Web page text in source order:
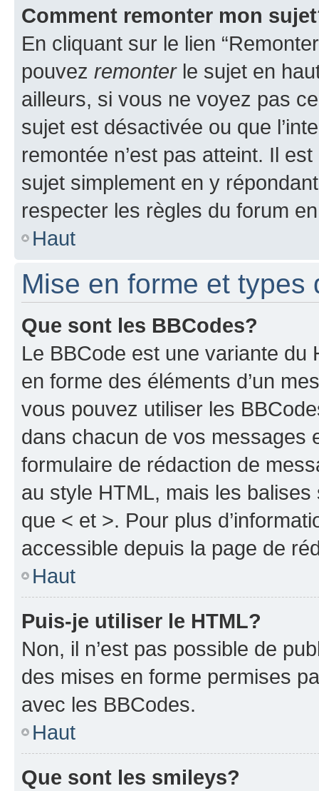
Comment remonter mon
En cliquant sur le lien
pouvez remonterle sujet en
ailleurs, si vous ne voyez pas
sujet est désactivée ou que
remontée n’est pas atteint. Il
sujet simplement en y
respecter les règles du forum
Haut
Mise en forme et types
Que sont les BBCodes?
Le BBCode est une variante du
en forme des éléments d’un
vous pouvez utiliser les
dans chacun de vos messages
formulaire de rédaction de
au style HTML, mais les
que < et >. Pour plus
accessible depuis la page de
Haut
Puis-je utiliser le HTML?
Non, il n’est pas possible de
des mises en forme permises
avec les BBCodes.
Haut
Que sont les smileys?